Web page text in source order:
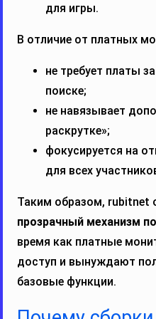
для игры.
В отличие от платных
не требует платы
поиске;
не навязывает
раскрутке»;
фокусируется на
для всех
Таким образом, rubitnet
прозрачный механизм
время как платные
доступ и вынуждают
базовые функции.